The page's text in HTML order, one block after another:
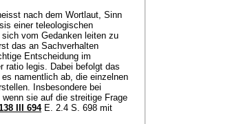
nach dem Wortlaut, Sinn
einer teleologischen
vom Gedanken leiten zu
das an Sachverhalten
Entscheidung im
ratio legis. Dabei befolgt das
namentlich ab, die einzelnen
Insbesondere bei
sie auf die streitige Frage
III 694E. 2.4 S. 698 mit